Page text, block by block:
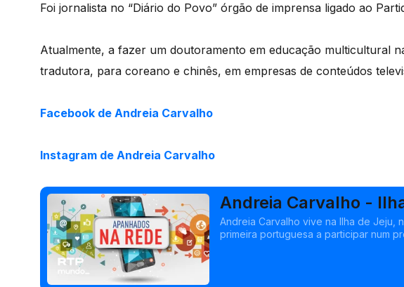
Foi jornalista no “Diário do Povo” órgão de imprensa ligado ao
Atualmente, a fazer um doutoramento em educação multicultural
tradutora, para coreano e chinês, em empresas de conteúdos
Facebook de Andreia Carvalho
Instagram de Andreia Carvalho
Andreia Carvalho -
Andreia Carvalho vive na Ilha de Jeju,
primeira portuguesa a participar num